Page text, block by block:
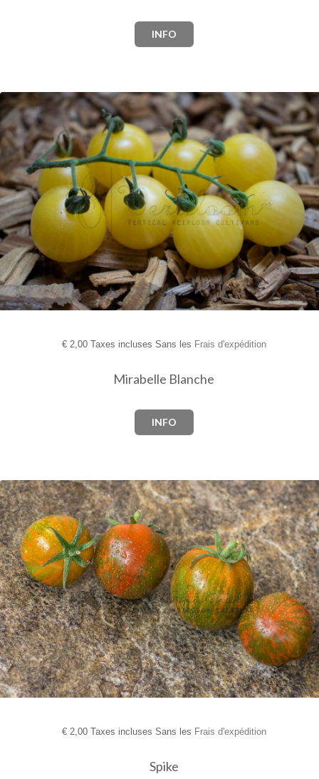
INFO
€2,00 Taxes incluses Sans les Frais d'expédition
Mirabelle Blanche
INFO
€2,00 Taxes incluses Sans les Frais d'expédition
Spike